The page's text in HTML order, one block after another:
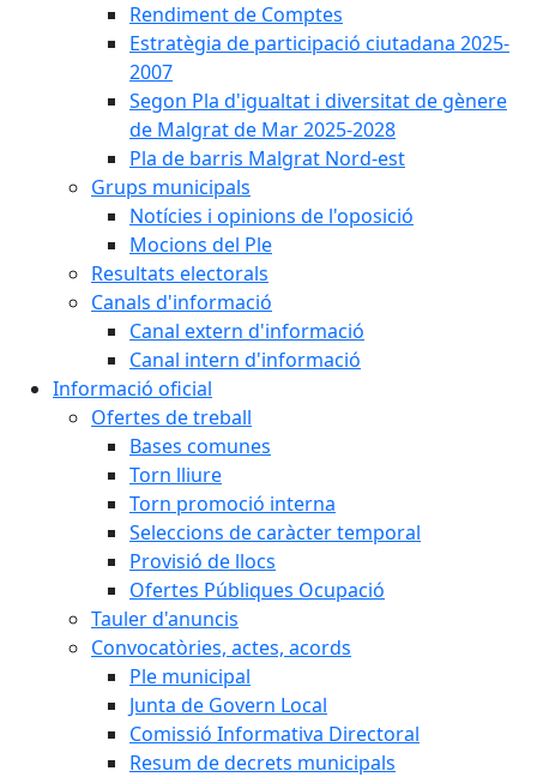
Rendiment de Comptes
Estratègia de participació ciutadana 2025-
2007
Segon Pla d'igualtat i diversitat de gènere
de Malgrat de Mar 2025-2028
Pla de barris Malgrat Nord-est
Grups municipals
Notícies i opinions de l'oposició
Mocions del Ple
Resultats electorals
Canals d'informació
Canal extern d'informació
Canal intern d'informació
Informació oficial
Ofertes de treball
Bases comunes
Torn lliure
Torn promoció interna
Seleccions de caràcter temporal
Provisió de llocs
Ofertes Públiques Ocupació
Tauler d'anuncis
Convocatòries, actes, acords
Ple municipal
Junta de Govern Local
Comissió Informativa Directoral
Resum de decrets municipals